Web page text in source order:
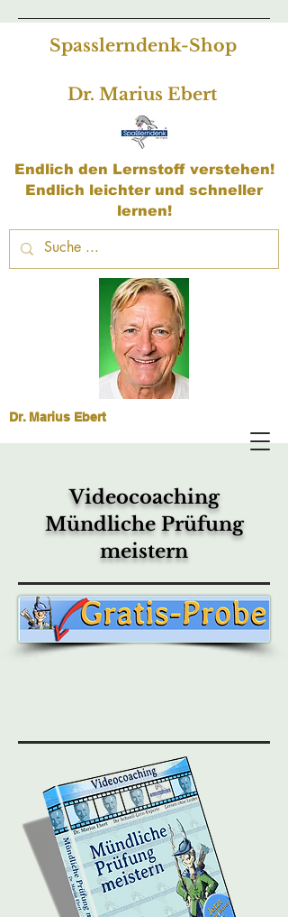
Spasslerndenk-Shop
Dr. Marius Ebert
Endlich den Lernstoff verstehen!
Endlich leichter und schneller
lernen!
Dr. Marius Ebert
Videocoaching
Mündliche Prüfung
meistern